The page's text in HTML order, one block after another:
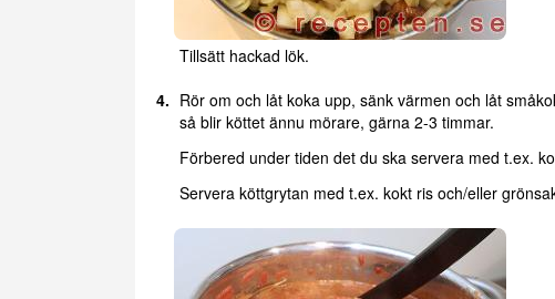
Tillsätt hackad lök.
Rör om och låt koka upp, sänk värmen och låt
så blir köttet ännu mörare, gärna 2-3 timmar.
Förbered under tiden det du ska servera med t.ex.
Servera köttgrytan med t.ex. kokt ris och/eller